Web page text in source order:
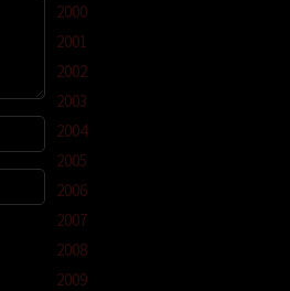
dan
si
2000
2001
2002
2003
2004
2005
2006
2007
2008
2009